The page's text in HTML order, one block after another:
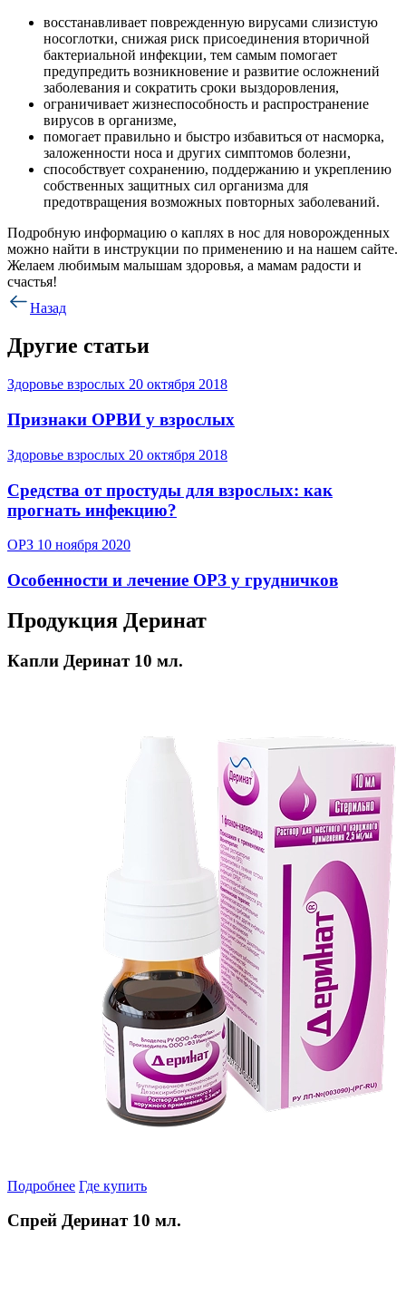
восстанавливает поврежденную вирусами слизистую
носоглотки, снижая риск присоединения вторичной
бактериальной инфекции, тем самым помогает
предупредить возникновение и развитие осложнений
заболевания и сократить сроки выздоровления,
ограничивает жизнеспособность и распространение
вирусов в организме,
помогает правильно и быстро избавиться от насморка,
заложенности носа и других симптомов болезни,
способствует сохранению, поддержанию и укреплению
собственных защитных сил организма для
предотвращения возможных повторных заболеваний.
Подробную информацию о каплях в нос для новорожденных
можно найти в инструкции по применению и на нашем сайте.
Желаем любимым малышам здоровья, а мамам радости и
счастья!
Назад
Другие статьи
Здоровье взрослых 20 октября 2018
Признаки ОРВИ у взрослых
Здоровье взрослых 20 октября 2018
Средства от простуды для взрослых: как
прогнать инфекцию?
ОРЗ 10 ноября 2020
Особенности и лечение ОРЗ у грудничков
Продукция Деринат
Капли Деринат 10 мл.
Подробнее Где купить
Спрей Деринат 10 мл.